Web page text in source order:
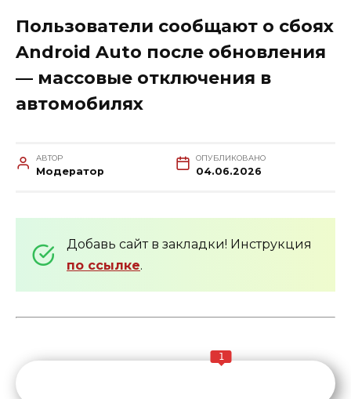
Пользователи сообщают о сбоях
Android Auto после обновления
— массовые отключения в
автомобилях
АВТОР
Модератор
ОПУБЛИКОВАНО
04.06.2026
Добавь сайт в закладки! Инструкция
по ссылке.
1